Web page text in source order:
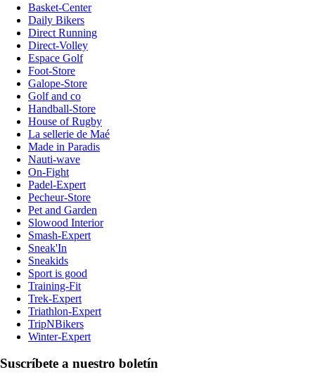
Basket-Center
Daily Bikers
Direct Running
Direct-Volley
Espace Golf
Foot-Store
Galope-Store
Golf and co
Handball-Store
House of Rugby
La sellerie de Maé
Made in Paradis
Nauti-wave
On-Fight
Padel-Expert
Pecheur-Store
Pet and Garden
Slowood Interior
Smash-Expert
Sneak'In
Sneakids
Sport is good
Training-Fit
Trek-Expert
Triathlon-Expert
TripNBikers
Winter-Expert
Suscríbete a nuestro boletín